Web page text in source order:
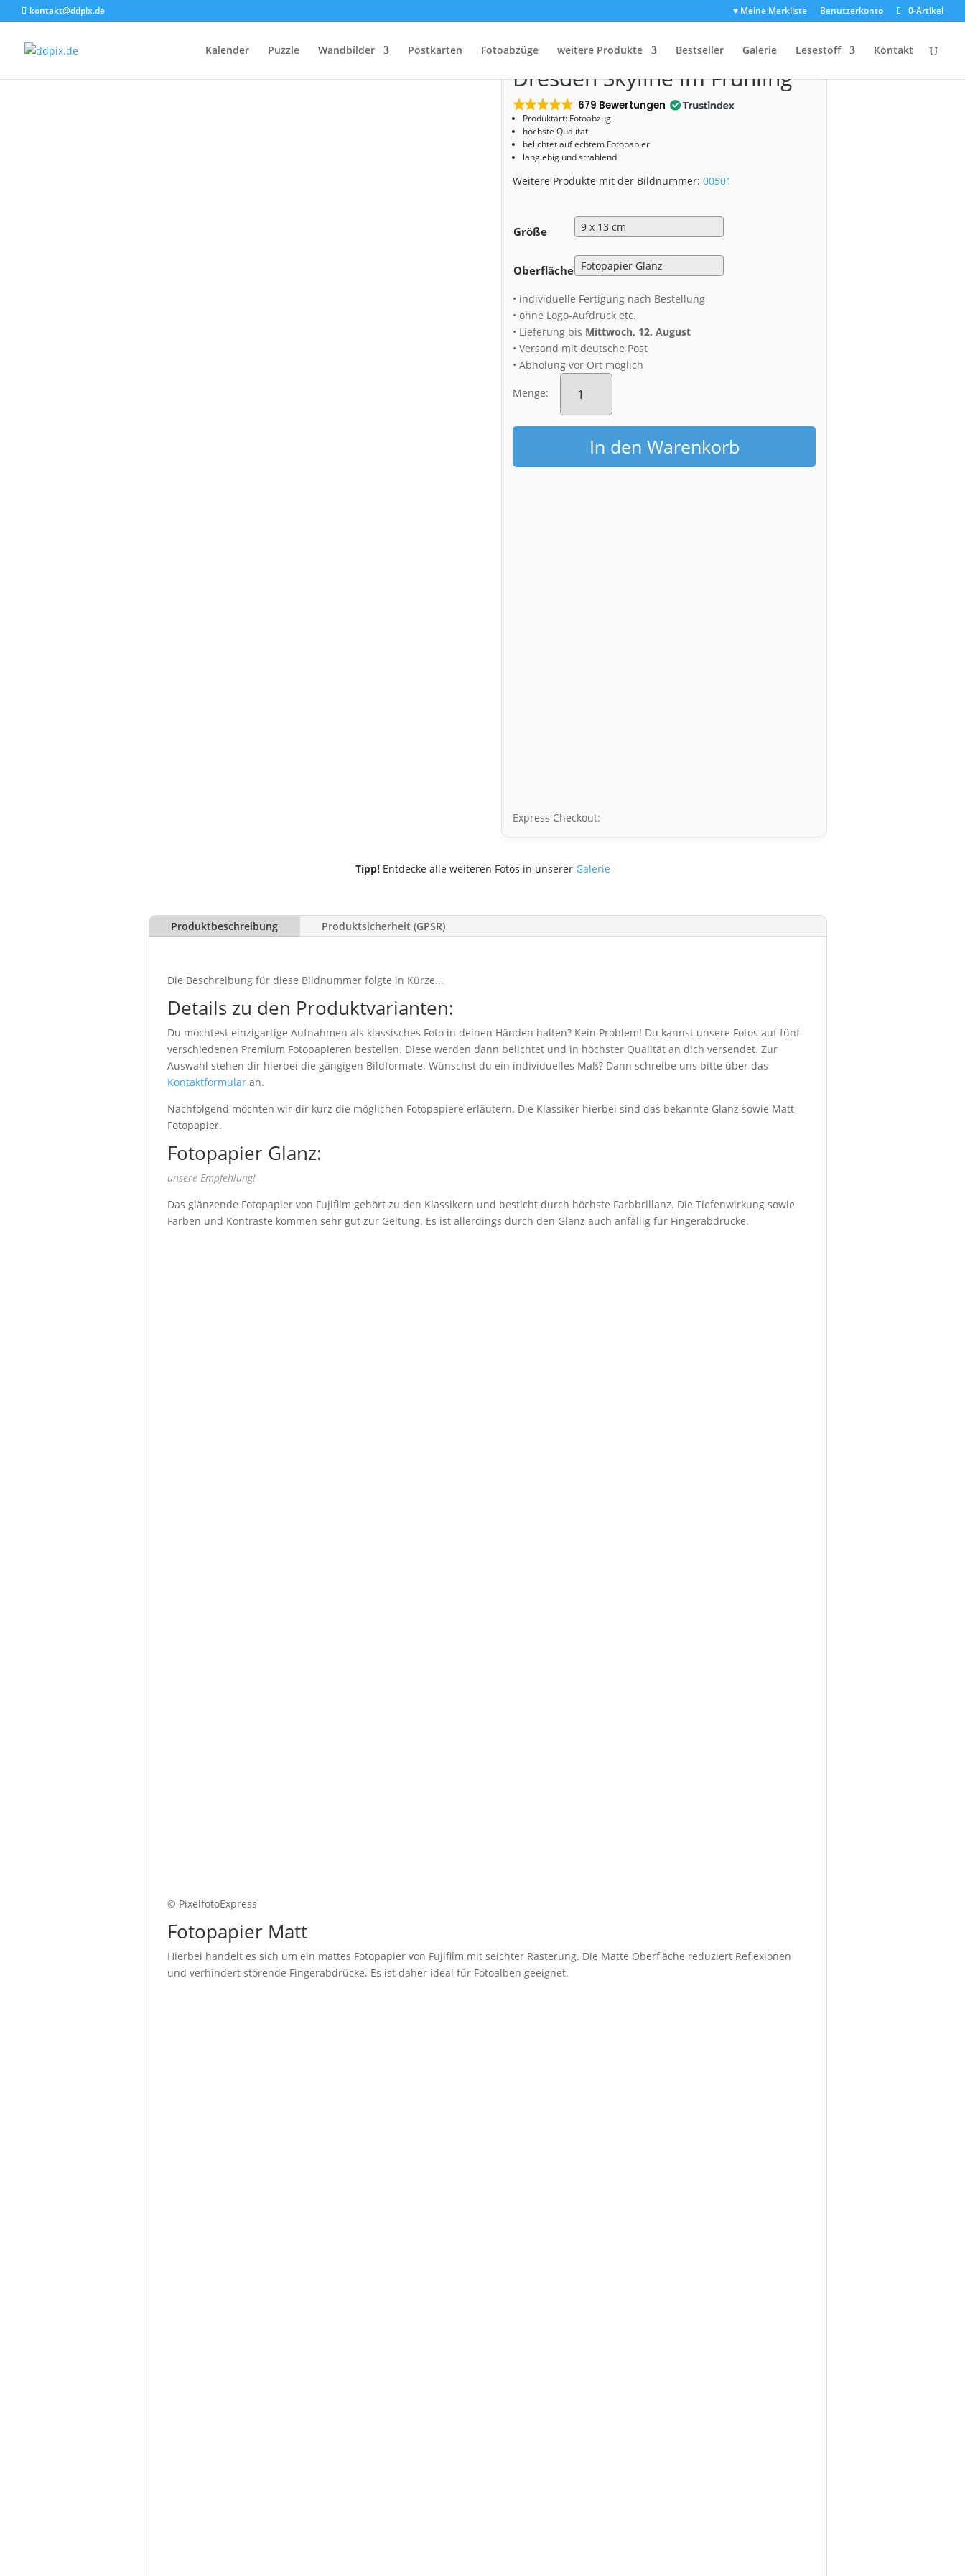
kontakt@ddpix.de ♥ Meine Merkliste Benutzerkonto 0-Artikel
Kalender Puzzle Wandbilder Postkarten Fotoabzüge weitere Produkte Bestseller Galerie Lesestoff Kontakt
Start/Shop/Fotoabzug/ Fotoabzug (00501) Dresden Skyline im Frühling
Fotoabzug (00501)
Dresden Skyline im Frühling
679 Bewertungen
Produktart: Fotoabzug
höchste Qualität
belichtet auf echtem Fotopapier
langlebig und strahlend
Weitere Produkte mit der Bildnummer:00501
Größe
Oberfläche
• individuelle Fertigung nach Bestellung
• ohne Logo-Aufdruck etc.
• Lieferung bis Mittwoch, 12. August
• Versand mit deutsche Post
• Abholung vor Ort möglich
Menge:
Fotoabzug
(00501)
Skyline
im
Frühling
MengeIn den Warenkorb
Express Checkout:
Tipp!Entdecke alle weiteren Fotos in unserer Galerie
Produktbeschreibung Produktsicherheit (GPSR)
Die Beschreibung für diese Bildnummer folgte in Kürze...
Details zu den Produktvarianten:
Du möchtest einzigartige Aufnahmen als klassisches Foto in deinen Händen halten? Kein Problem! Du kannst unsere Fotos auf fünf
verschiedenen Premium Fotopapieren bestellen. Diese werden dann belichtet und in höchster Qualität an dich versendet. Zur
Auswahl stehen dir hierbei die gängigen Bildformate. Wünschst du ein individuelles Maß? Dann schreibe uns bitte über das
Kontaktformular an.
Nachfolgend möchten wir dir kurz die möglichen Fotopapiere erläutern. Die Klassiker hierbei sind das bekannte Glanz sowie Matt
Fotopapier.
Fotopapier Glanz:
unsere Empfehlung!
Das glänzende Fotopapier von Fujifilm gehört zu den Klassikern und besticht durch höchste Farbbrillanz. Die Tiefenwirkung sowie
Farben und Kontraste kommen sehr gut zur Geltung. Es ist allerdings durch den Glanz auch anfällig für Fingerabdrücke.
© PixelfotoExpress
Fotopapier Matt
Hierbei handelt es sich um ein mattes Fotopapier von Fujifilm mit seichter Rasterung. Die Matte Oberfläche reduziert Reflexionen
und verhindert störende Fingerabdrücke. Es ist daher ideal für Fotoalben geeignet.